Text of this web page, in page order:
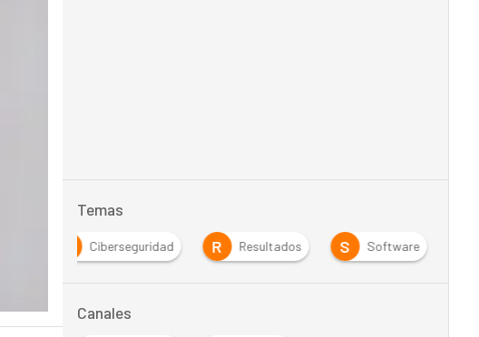
Temas
Ciberseguridad R Resultados S Software
Canales